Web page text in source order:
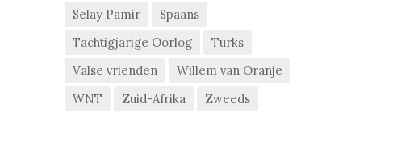
Selay Pamir
Spaans
Tachtigjarige Oorlog
Turks
Valse vrienden
Willem van Oranje
WNT
Zuid-Afrika Zweeds